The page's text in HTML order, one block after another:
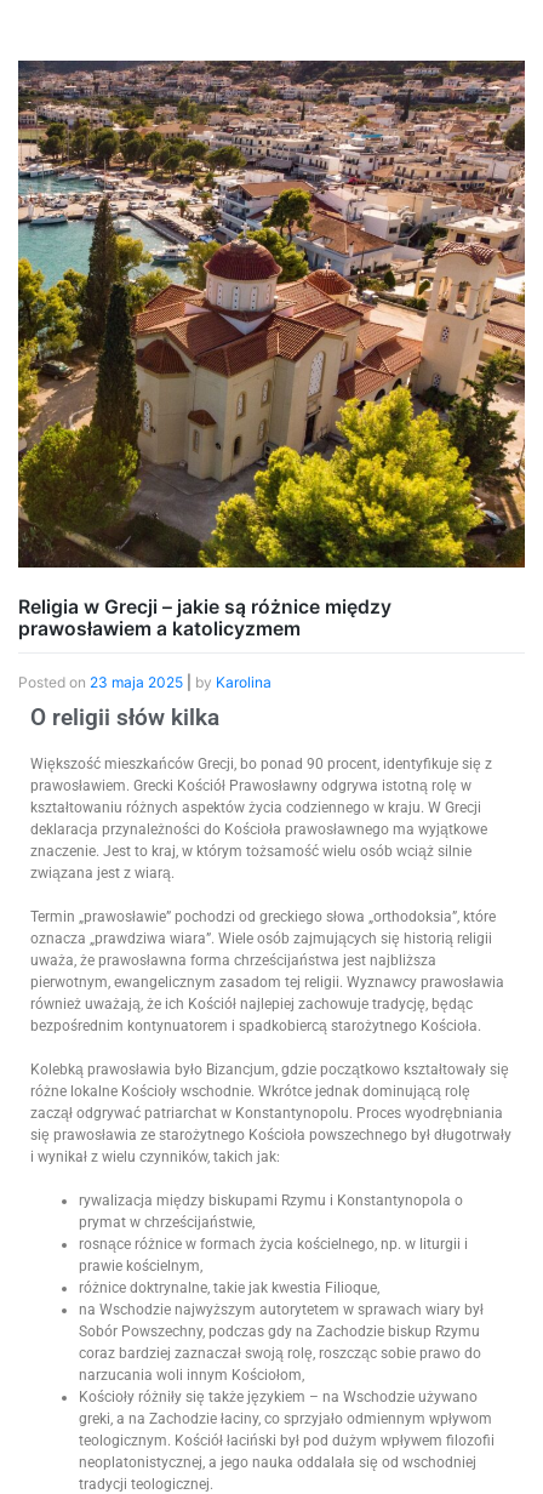
Religia w Grecji – jakie są różnice między
prawosławiem a katolicyzmem
Posted on 23 maja 2025 by Karolina
O religii słów kilka
Większość mieszkańców Grecji, bo ponad 90 procent, identyfikuje się z
prawosławiem. Grecki Kościół Prawosławny odgrywa istotną rolę w
kształtowaniu różnych aspektów życia codziennego w kraju. W Grecji
deklaracja przynależności do Kościoła prawosławnego ma wyjątkowe
znaczenie. Jest to kraj, w którym tożsamość wielu osób wciąż silnie
związana jest z wiarą.
Termin „prawosławie” pochodzi od greckiego słowa „orthodoksia”, które
oznacza „prawdziwa wiara”. Wiele osób zajmujących się historią religii
uważa, że prawosławna forma chrześcijaństwa jest najbliższa
pierwotnym, ewangelicznym zasadom tej religii. Wyznawcy prawosławia
również uważają, że ich Kościół najlepiej zachowuje tradycję, będąc
bezpośrednim kontynuatorem i spadkobiercą starożytnego Kościoła.
Kolebką prawosławia było Bizancjum, gdzie początkowo kształtowały się
różne lokalne Kościoły wschodnie. Wkrótce jednak dominującą rolę
zaczął odgrywać patriarchat w Konstantynopolu. Proces wyodrębniania
się prawosławia ze starożytnego Kościoła powszechnego był długotrwały
i wynikał z wielu czynników, takich jak:
rywalizacja między biskupami Rzymu i Konstantynopola o
prymat w chrześcijaństwie,
rosnące różnice w formach życia kościelnego, np. w liturgii i
prawie kościelnym,
różnice doktrynalne, takie jak kwestia Filioque,
na Wschodzie najwyższym autorytetem w sprawach wiary był
Sobór Powszechny, podczas gdy na Zachodzie biskup Rzymu
coraz bardziej zaznaczał swoją rolę, roszcząc sobie prawo do
narzucania woli innym Kościołom,
Kościoły różniły się także językiem – na Wschodzie używano
greki, a na Zachodzie łaciny, co sprzyjało odmiennym wpływom
teologicznym. Kościół łaciński był pod dużym wpływem filozofii
neoplatonistycznej, a jego nauka oddalała się od wschodniej
tradycji teologicznej.